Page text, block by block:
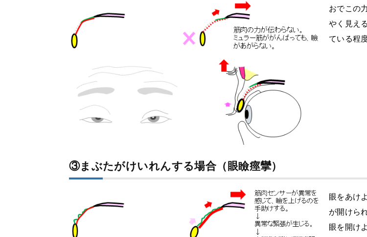
おでこの
やく見え
ている程
③まぶたがけいれんする場合（眼瞼痙攣）
眼をあけ
が開けら
眼を開け